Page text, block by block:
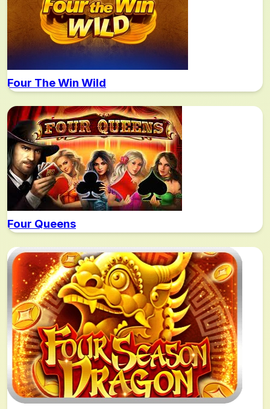
Four The Win Wild
Four Queens